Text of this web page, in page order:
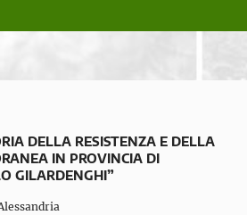
DELLA RESISTENZA E DELLA
IN PROVINCIA DI
GILARDENGHI”